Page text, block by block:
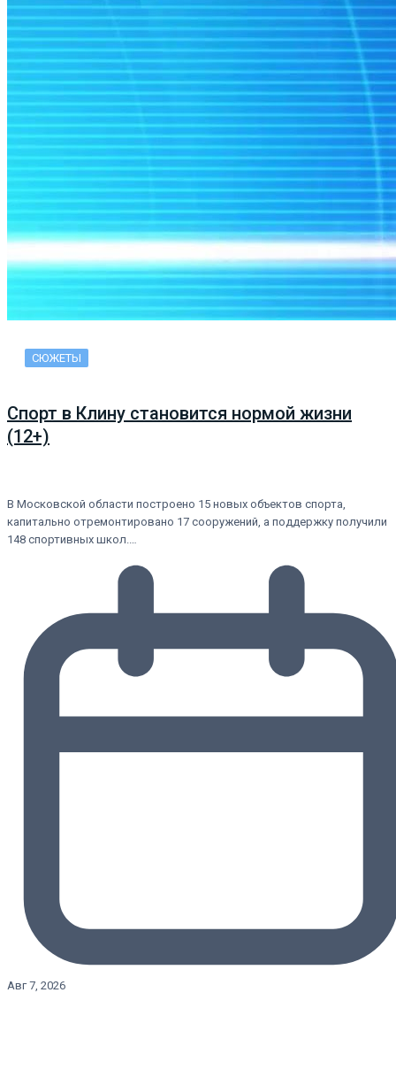
СЮЖЕТЫ
Спорт в Клину становится нормой жизни
(12+)
В Московской области построено 15 новых объектов спорта,
капитально отремонтировано 17 сооружений, а поддержку получили
148 спортивных школ.…
Авг 7, 2026